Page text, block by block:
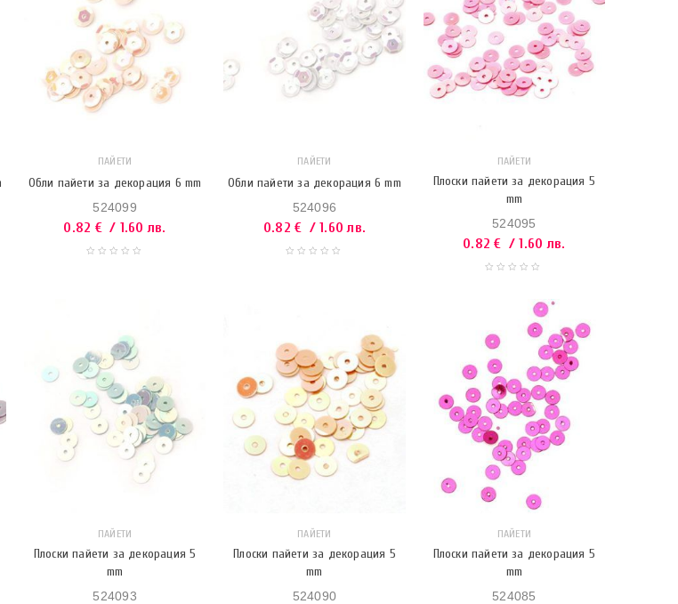
ПАЙЕТИ
Обли пайети за декорация 6 mm
524099
0.82 € / 1.60 лв.
ПАЙЕТИ
Обли пайети за декорация 6 mm
524096
0.82€ / 1.60 лв.
ПАЙЕТИ
Плоски пайети за декорация 5
mm
524095
0.82€ / 1.60 лв.
ПАЙЕТИ
Плоски пайети за декорация 5
mm
524093
ПАЙЕТИ
Плоски пайети за декорация 5
mm
524090
ПАЙЕТИ
Плоски пайети за декорация 5
mm
524085